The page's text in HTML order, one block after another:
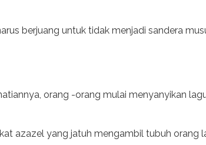
berjuang untuk tidak menjadi sandera
orang -orang mulai menyanyikan
azazel yang jatuh mengambil tubuh orang